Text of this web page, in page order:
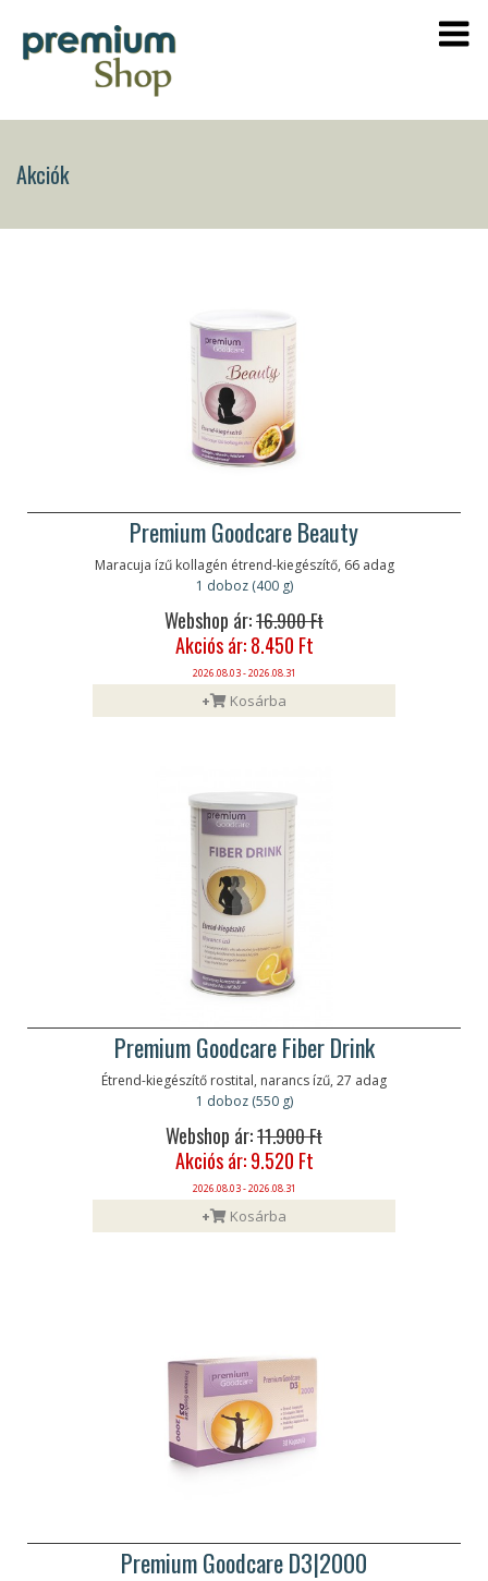
Akciók
Premium Goodcare Beauty
Maracuja ízű kollagén étrend-kiegészítő, 66 adag
1 doboz (400 g)
Webshop ár:16.900 Ft
Akciós ár: 8.450 Ft
2026.08.03 - 2026.08.31
+ Kosárba
Premium Goodcare Fiber Drink
Étrend-kiegészítő rostital, narancs ízű, 27 adag
1 doboz (550 g)
Webshop ár:11.900 Ft
Akciós ár: 9.520 Ft
2026.08.03 - 2026.08.31
+ Kosárba
Premium Goodcare D3|2000